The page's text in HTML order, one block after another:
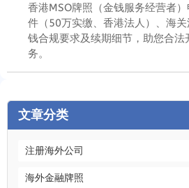
香港MSO牌照（金钱服务经营者
件（50万实缴、香港法人）、海
钱合规要求及续期细节，助您合法
务。
文章分类
注册海外公司
海外金融牌照